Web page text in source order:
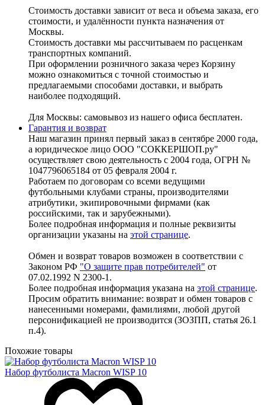
Стоимость доставки зависит от веса и объема заказа, его
стоимости, и удалённости пункта назначения от
Москвы.
Стоимость доставки мы рассчитываем по расценкам
транспортных компаний.
При оформлении розничного заказа через Корзину
можно ознакомиться с точной стоимостью и
предлагаемыми способами доставки, и выбрать
наиболее подходящий.
Для Москвы: самовывоз из нашего офиса бесплатен.
Гарантия и возврат
Наш магазин принял первый заказ в сентябре 2000 года,
а юридическое лицо ООО "СОККЕРШОП.ру"
осуществляет свою деятельность с 2004 года, ОГРН №
1047796065184 от 05 февраля 2004 г.
Работаем по договорам со всеми ведущими
футбольными клубами страны, производителями
атрибутики, экипировочными фирмами (как
российскими, так и зарубежными).
Более подробная информация и полные реквизиты
организации указаны на этой странице.
Обмен и возврат товаров возможен в соответствии с
Законом РФ "О защите прав потребителей" от
07.02.1992 N 2300-1.
Более подробная информация указана на этой странице.
Просим обратить внимание: возврат и обмен товаров с
нанесенными номерами, фамилиями, любой другой
персонификацией не производится (ЗОЗПП, статья 26.1
п.4).
Похожие товары
Набор футболиста Macron WISP 10